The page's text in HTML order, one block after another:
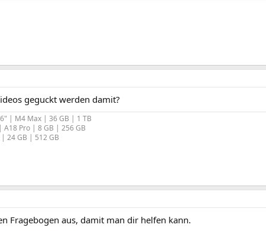
geguckt werden damit?
| M4 Max | 36 GB | 1 TB
A18 Pro | 8 GB | 256 GB
24 GB | 512 GB
Fragebogen aus, damit man dir helfen kann.